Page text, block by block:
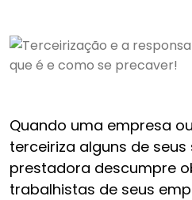
Quando uma empresa
terceiriza alguns de
prestadora descumpre
trabalhistas de seus